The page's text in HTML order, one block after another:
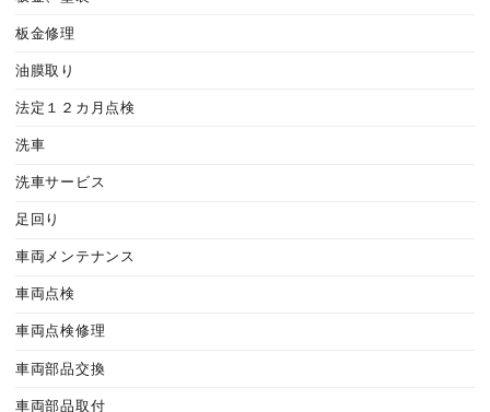
板金修理
油膜取り
法定１２カ月点検
洗車
洗車サービス
足回り
車両メンテナンス
車両点検
車両点検修理
車両部品交換
車両部品取付